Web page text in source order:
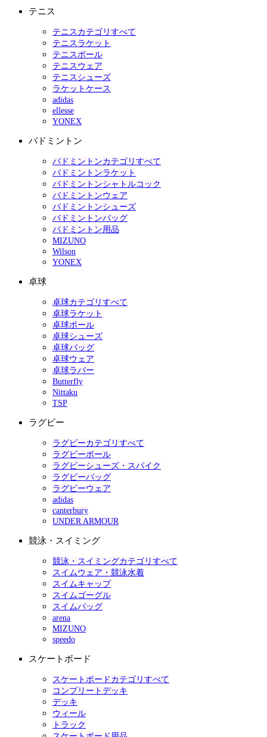
テニス
テニスカテゴリすべて
テニスラケット
テニスボール
テニスウェア
テニスシューズ
ラケットケース
adidas
ellesse
YONEX
バドミントン
バドミントンカテゴリすべて
バドミントンラケット
バドミントンシャトルコック
バドミントンウェア
バドミントンシューズ
バドミントンバッグ
バドミントン用品
MIZUNO
Wilson
YONEX
卓球
卓球カテゴリすべて
卓球ラケット
卓球ボール
卓球シューズ
卓球バッグ
卓球ウェア
卓球ラバー
Butterfly
Nittaku
TSP
ラグビー
ラグビーカテゴリすべて
ラグビーボール
ラグビーシューズ・スパイク
ラグビーバッグ
ラグビーウェア
adidas
canterbury
UNDER ARMOUR
競泳・スイミング
競泳・スイミングカテゴリすべて
スイムウェア・競泳水着
スイムキャップ
スイムゴーグル
スイムバッグ
arena
MIZUNO
speedo
スケートボード
スケートボードカテゴリすべて
コンプリートデッキ
デッキ
ウィール
トラック